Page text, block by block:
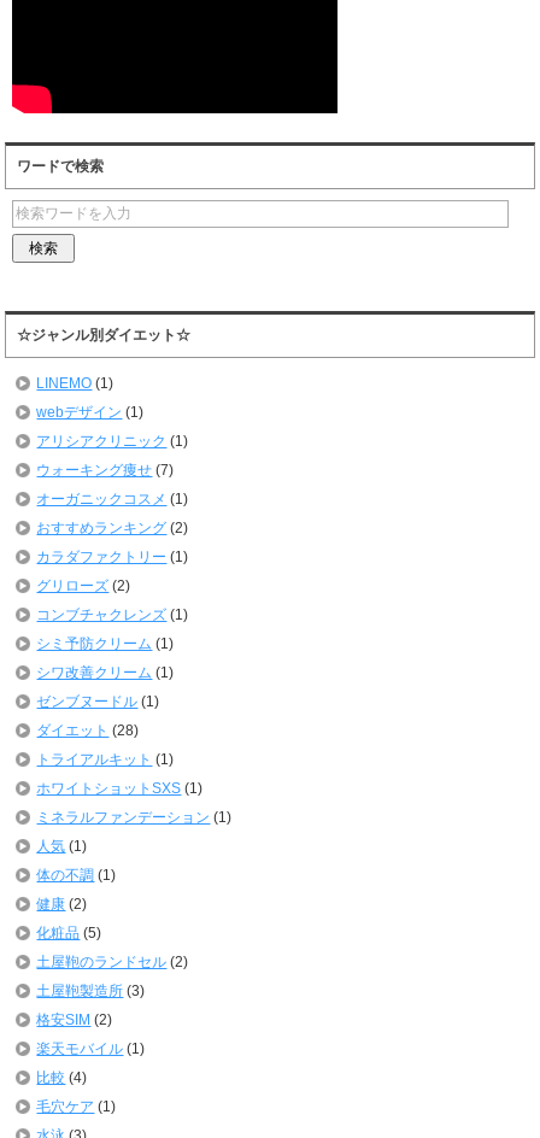
ワードで検索
☆ジャンル別ダイエット☆
LINEMO (1)
webデザイン (1)
アリシアクリニック (1)
ウォーキング痩せ (7)
オーガニックコスメ (1)
おすすめランキング (2)
カラダファクトリー (1)
グリローズ (2)
コンブチャクレンズ (1)
シミ予防クリーム (1)
シワ改善クリーム (1)
ゼンブヌードル (1)
ダイエット (28)
トライアルキット (1)
ホワイトショットSXS (1)
ミネラルファンデーション (1)
人気 (1)
体の不調 (1)
健康 (2)
化粧品 (5)
土屋鞄のランドセル (2)
土屋鞄製造所 (3)
格安SIM (2)
楽天モバイル (1)
比較 (4)
毛穴ケア (1)